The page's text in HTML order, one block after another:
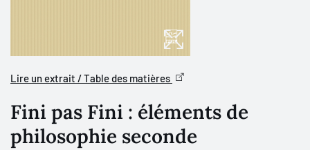
Lire un extrait / Table des matières
Fini pas Fini : éléments de
philosophie seconde